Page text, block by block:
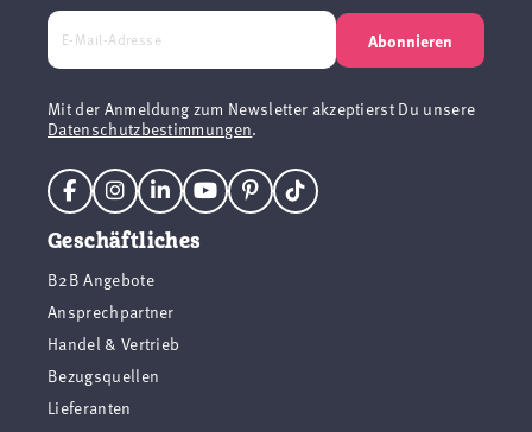
Abonnieren
Mit der Anmeldung zum Newsletter akzeptierst Du unsere
Datenschutzbestimmungen.
Geschäftliches
B2B Angebote
Ansprechpartner
Handel & Vertrieb
Bezugsquellen
Lieferanten